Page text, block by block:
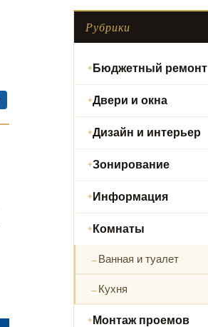
Рубрики
Бюджетный ремонт
Двери и окна
Дизайн и интерьер
Зонирование
Информация
Комнаты
Ванная и туалет
Кухня
Монтаж проемов